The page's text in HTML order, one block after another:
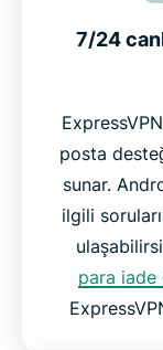
7/24
posta
sunar.
ilgili
para iade